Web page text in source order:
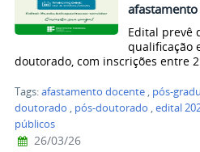
Edital prevê
qualificação
doutorado, com inscrições entre
Tags:afastamento docente , pós-
doutorado , pós-doutorado ,edital
públicos
26/03/26